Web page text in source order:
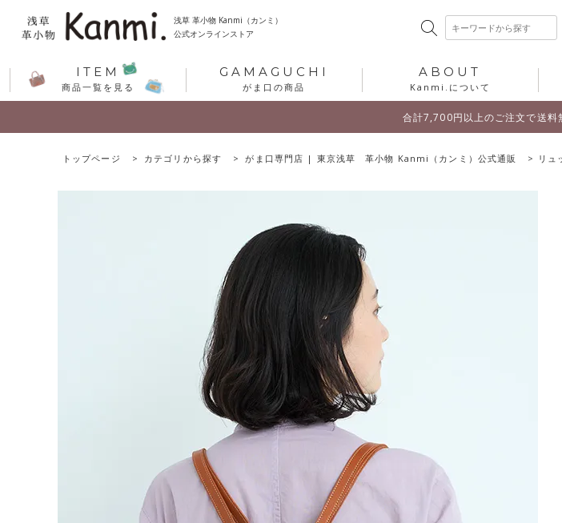
浅草 革小物 Kanmi（カンミ）
公式オンラインストア
ITEM
商品一覧を見る
GAMAGUCHI
がま口の商品
ABOUT
Kanmi.について
合計7,700円以上のご注文で送料
トップページ カテゴリから探す がま口専門店 | 東京浅草 革小物 Kanmi（カンミ）公式通販 リュ